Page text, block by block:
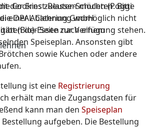
der Ernst-Reuter-Schulen (Poggi
OPAL Catering GmbH
(Bio)-Essen nach einem
Speiseplan. Ansonsten gibt
sowie Kuchen oder andere
ist eine Registrierung
erhält man die Zugangsdaten für
kann man den Speiseplan
aufgeben. Die Bestellung
Cookies zulassen möchten. Bitte
einer Ablehnung womöglich nicht
der Seite zur Verfügung stehen.